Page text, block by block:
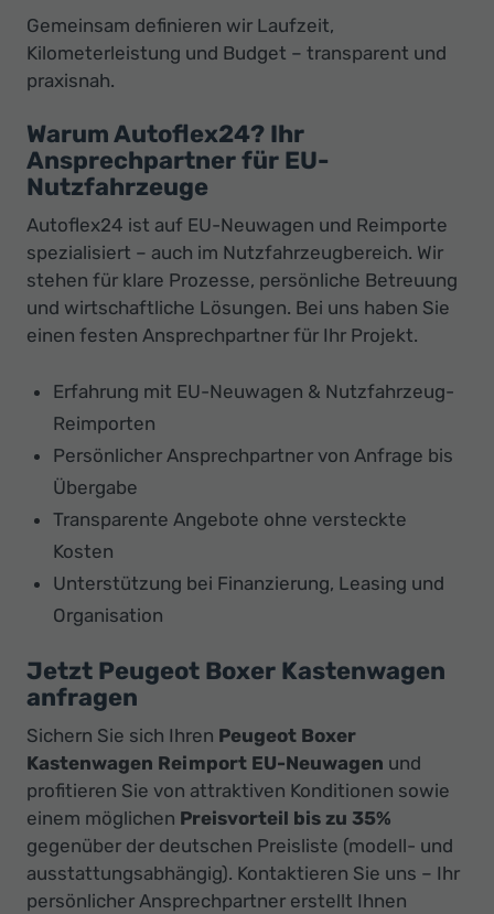
Gemeinsam definieren wir Laufzeit,
Kilometerleistung und Budget – transparent und
praxisnah.
Warum Autoflex24? Ihr
Ansprechpartner für EU-
Nutzfahrzeuge
Autoflex24 ist auf EU-Neuwagen und Reimporte
spezialisiert – auch im Nutzfahrzeugbereich. Wir
stehen für klare Prozesse, persönliche Betreuung
und wirtschaftliche Lösungen. Bei uns haben Sie
einen festen Ansprechpartner für Ihr Projekt.
Erfahrung mit EU-Neuwagen & Nutzfahrzeug-
Reimporten
Persönlicher Ansprechpartner von Anfrage bis
Übergabe
Transparente Angebote ohne versteckte
Kosten
Unterstützung bei Finanzierung, Leasing und
Organisation
Jetzt Peugeot Boxer Kastenwagen
anfragen
Sichern Sie sich Ihren Peugeot Boxer
Kastenwagen Reimport EU-Neuwagen und
profitieren Sie von attraktiven Konditionen sowie
einem möglichen Preisvorteil bis zu 35%
gegenüber der deutschen Preisliste (modell- und
ausstattungsabhängig). Kontaktieren Sie uns – Ihr
persönlicher Ansprechpartner erstellt Ihnen